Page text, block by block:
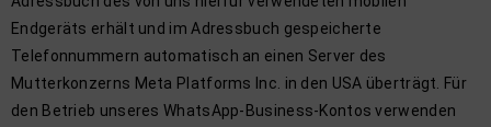
Endgeräts erhält und im Adressbuch gespeicherte
Telefonnummern automatisch an einen Server des
Mutterkonzerns Meta Platforms Inc. in den USA überträgt. Für
den Betrieb unseres WhatsApp-Business-Kontos verwenden